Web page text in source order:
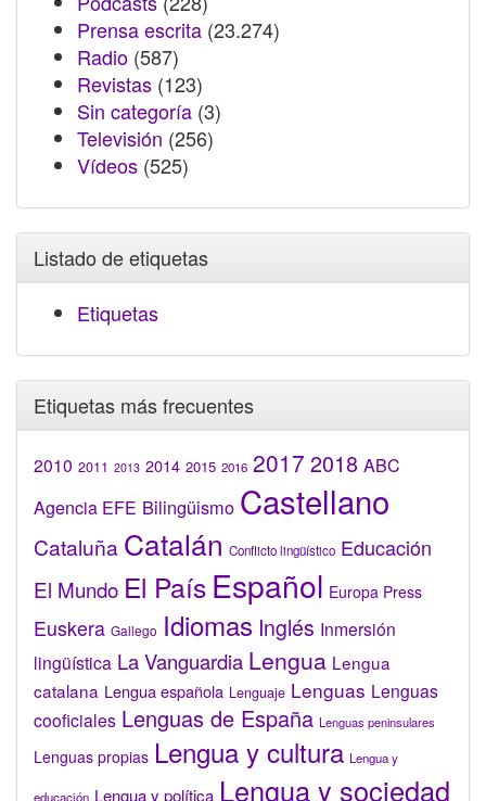
Prensa escrita (23.274)
Radio (587)
Revistas (123)
Sin categoría (3)
Televisión (256)
Vídeos (525)
Listado de etiquetas
Etiquetas
Etiquetas más frecuentes
2010 2011 2013 2014 2015 2016 2017 2018 ABC
Agencia EFE Bilingüismo Castellano
Cataluña Catalán Conflicto lingüístico Educación
El Mundo El País Español Europa Press
Euskera Gallego Idiomas Inglés Inmersión
lingüística La Vanguardia Lengua Lengua
catalana Lengua española Lenguaje Lenguas Lenguas
cooficiales Lenguas de España Lenguas peninsulares
Lenguas propias Lengua y cultura Lengua y
educación Lengua y política Lengua y sociedad